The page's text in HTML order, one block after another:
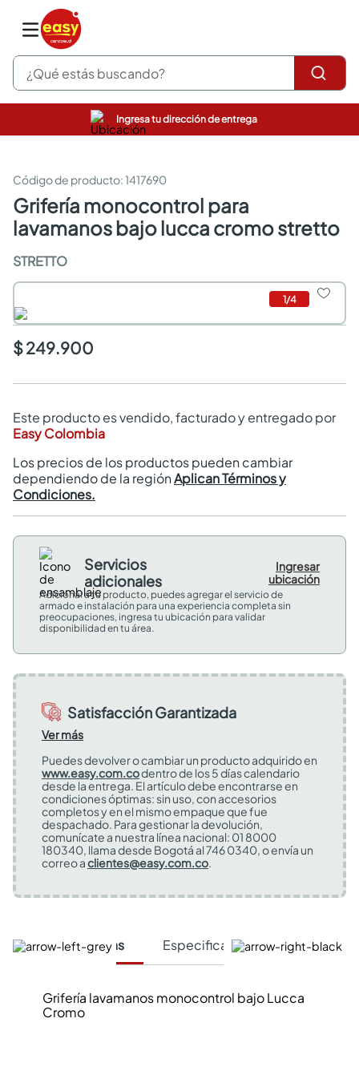
¿Qué estás buscando?
Ingresa tu dirección de entrega
:1417690
grifería monocontrol para
lavamanos bajo lucca cromo stretto
STRETTO
1/4
$ 249.900
Este producto es vendido, facturado y entregado por
Easy Colombia
Los precios de los productos pueden cambiar
dependiendo de la regiónAplican Términos y
Condiciones.
Servicios
adicionales
Ingresar
ubicación
Adicional a tu producto, puedes agregar el servicio de
armado e instalación para una experiencia completa sin
preocupaciones, ingresa tu ubicación para validar
disponibilidad en tu área.
Satisfacción Garantizada
Ver más
Puedes devolver o cambiar un producto adquirido en
www.easy.com.codentro de los 5 días calendario
desde la entrega. El artículo debe encontrarse en
condiciones óptimas: sin uso, con accesorios
completos y en el mismo empaque que fue
despachado. Para gestionar la devolución,
comunícate a nuestra línea nacional: 01 8000
180340, llama desde Bogotá al 746 0340, o envía un
correo aclientes@easy.com.co.
Características Especificaciones Técnicas
Grifería lavamanos monocontrol bajo Lucca
Cromo
pinturas
sanitarios
comedor
escritorio
armarios closet
comedores